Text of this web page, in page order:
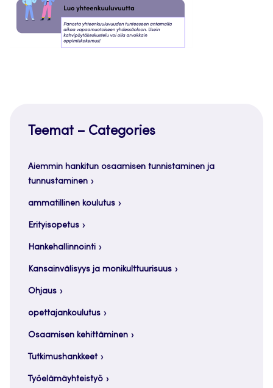
Teemat – Categories
Aiemmin hankitun osaamisen tunnistaminen ja
tunnustaminen
ammatillinen koulutus
Erityisopetus
Hankehallinnointi
Kansainvälisyys ja monikulttuurisuus
Ohjaus
opettajankoulutus
Osaamisen kehittäminen
Tutkimushankkeet
Työelämäyhteistyö